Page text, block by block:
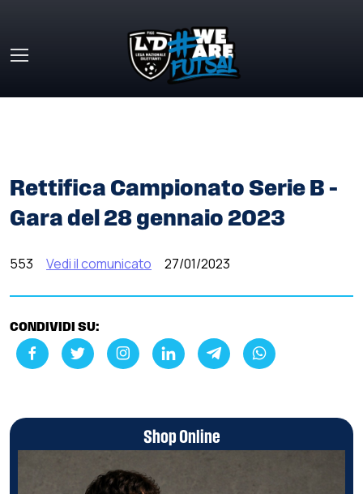
Rettifica Campionato Serie B –
Gara del 28 gennaio 2023
553 Vedi il comunicato 27/01/2023
CONDIVIDI SU:
Shop Online